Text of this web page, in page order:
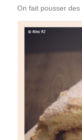
On fait pousser